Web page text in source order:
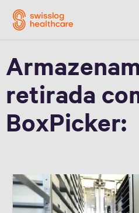
Vídeo
retirada
BoxPicker: